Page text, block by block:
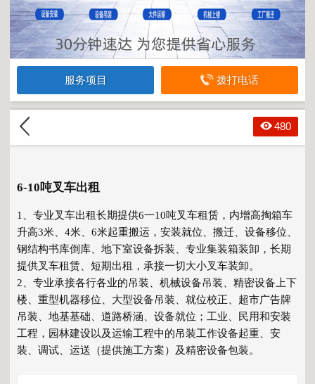
服务项目 拨打电话
480
6-10吨叉车出租
1、专业叉车出租长期提供6一10吨叉车租赁，内增高掏箱车
升高3米、4米、6米起重搬运，安装就位、搬迁、设备移位、
钢结构书库倒库、地下室设备拆装、专业集装箱装卸，长期
提供叉车租赁、短期出租，承接一切大小叉车装卸。
2、专业承接各行各业的吊装、机械设备吊装、精密设备上下
楼、重型机器移位、大型设备吊装、就位校正、超市广告牌
吊装、地基基础、道路桥涵、设备就位；工业、民用和安装
工程，园林建设以及运输工程中的吊装工作设备起重、安
装、调试、运送（提供施工方案）及精密设备包装。